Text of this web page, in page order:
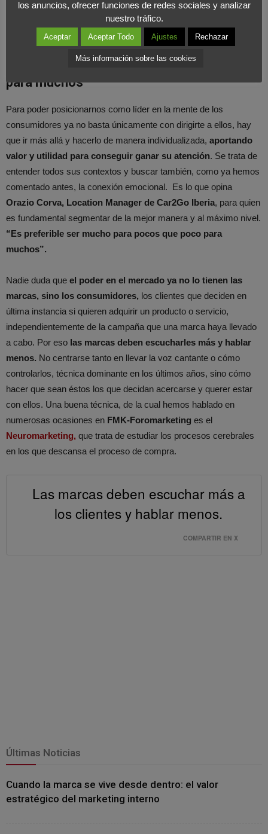
cliente, desaparece.
Mejor ser mucho para pocos que poco
para muchos
Para poder posicionarnos como líder en la mente de los
consumidores ya no basta únicamente con dirigirte a ellos, hay
que ir más allá y hacerlo de manera individualizada, aportando
valor y utilidad para conseguir ganar su atención. Se trata de
entender todos sus contextos y buscar también, como ya hemos
comentado antes, la conexión emocional. Es lo que opina
Orazio Corva, Location Manager de Car2Go Iberia, para quien
es fundamental segmentar de la mejor manera y al máximo nivel.
“Es preferible ser mucho para pocos que poco para
muchos”.
Nadie duda que el poder en el mercado ya no lo tienen las
marcas, sino los consumidores, los clientes que deciden en
última instancia si quieren adquirir un producto o servicio,
independientemente de la campaña que una marca haya llevado
a cabo. Por eso las marcas deben escucharles más y hablar
menos. No centrarse tanto en llevar la voz cantante o cómo
controlarlos, técnica dominante en los últimos años, sino cómo
hacer que sean éstos los que decidan acercarse y querer estar
con ellos. Una buena técnica, de la cual hemos hablado en
numerosas ocasiones en FMK-Foromarketing es el
Neuromarketing, que trata de estudiar los procesos cerebrales
en los que descansa el proceso de compra.
Las marcas deben escuchar más a
los clientes y hablar menos.
COMPARTIR EN X
Últimas Noticias
Cuando la marca se vive desde dentro: el valor
estratégico del marketing interno
los anuncios, ofrecer funciones de redes sociales y analizar
nuestro tráfico.
Aceptar Aceptar Todo Ajustes Rechazar
Más información sobre las cookies